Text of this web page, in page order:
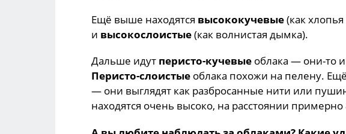
Ещё выше находятся высококучевые(как
и высокослоистые(как волнистая дымка).
Дальше идут перисто-кучевые облака — они-то
Перисто-слоистые облака похожи на пелену.
— они выглядят как разбросанные нити или
находятся очень высоко, на расстоянии